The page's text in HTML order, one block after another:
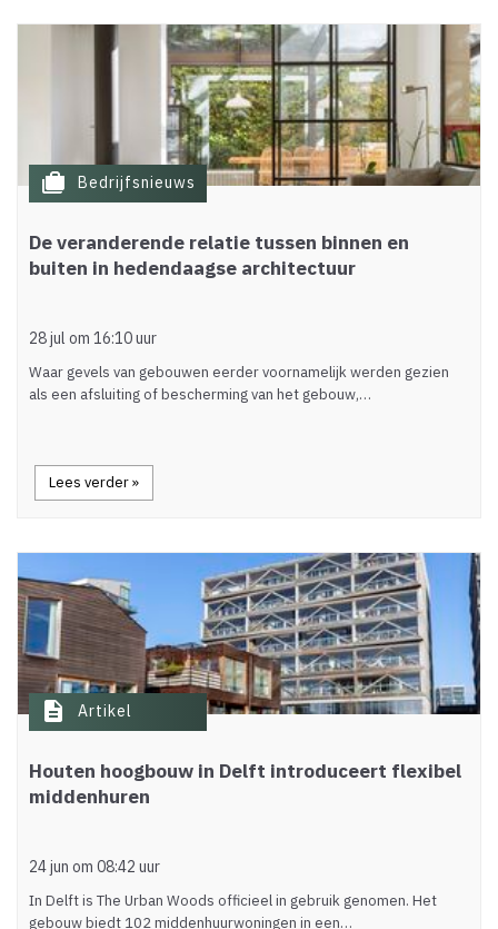
cases Bedrijfsnieuws
De veranderende relatie tussen binnen en
buiten in hedendaagse architectuur
28 jul om 16:10 uur
Waar gevels van gebouwen eerder voornamelijk werden gezien
als een afsluiting of bescherming van het gebouw,…
Lees verder »
description Artikel
Houten hoogbouw in Delft introduceert flexibel
middenhuren
24 jun om 08:42 uur
In Delft is The Urban Woods officieel in gebruik genomen. Het
gebouw biedt 102 middenhuurwoningen in een…